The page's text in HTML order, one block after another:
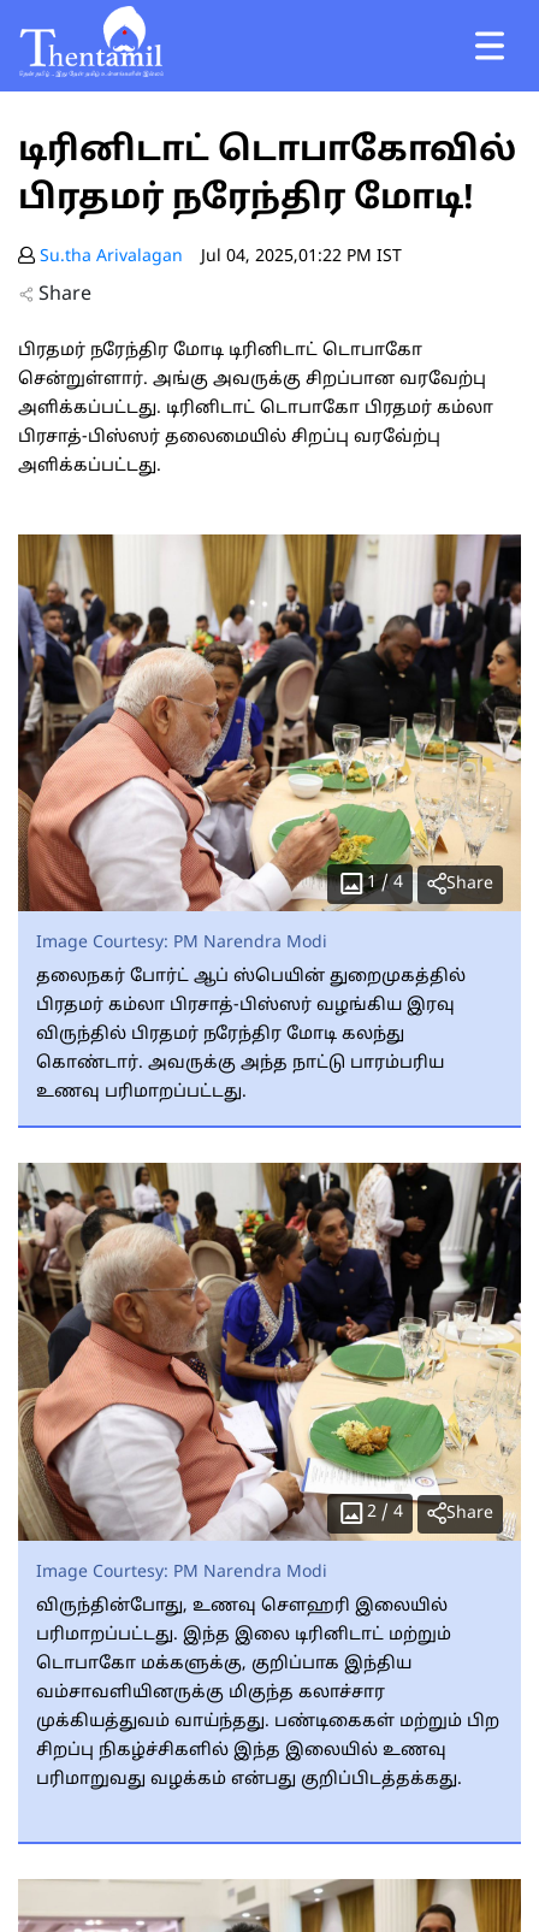
டிரினிடாட் டொபாகோவில்
பிரதமர் நரேந்திர மோடி!
Su.tha Arivalagan Jul 04, 2025,01:22 PM IST
Share
பிரதமர் நரேந்திர மோடி டிரினிடாட் டொபாகோ
சென்றுள்ளார். அங்கு அவருக்கு சிறப்பான வரவேற்பு
அளிக்கப்பட்டது. டிரினிடாட் டொபாகோ பிரதமர் கம்லா
பிரசாத்-பிஸ்ஸர் தலைமையில் சிறப்பு வரவே்ற்பு
அளிக்கப்பட்டது.
1 /4 Share
Image Courtesy: PM Narendra Modi
தலைநகர் போர்ட் ஆப் ஸ்பெயின் துறைமுகத்தில்
பிரதமர் கம்லா பிரசாத்-பிஸ்ஸர் வழங்கிய இரவு
விருந்தில் பிரதமர் நரேந்திர மோடி கலந்து
கொண்டார். அவருக்கு அந்த நாட்டு பாரம்பரிய
உணவு பரிமாறப்பட்டது.
2 / 4 Share
Image Courtesy: PM Narendra Modi
விருந்தின்போது, உணவு சௌஹரி இலையில்
பரிமாறப்பட்டது. இந்த இலை டிரினிடாட் மற்றும்
டொபாகோ மக்களுக்கு, குறிப்பாக இந்திய
வம்சாவளியினருக்கு மிகுந்த கலாச்சார
முக்கியத்துவம் வாய்ந்தது. பண்டிகைகள் மற்றும் பிற
சிறப்பு நிகழ்ச்சிகளில் இந்த இலையில் உணவு
பரிமாறுவது வழக்கம் என்பது குறிப்பிடத்தக்கது.